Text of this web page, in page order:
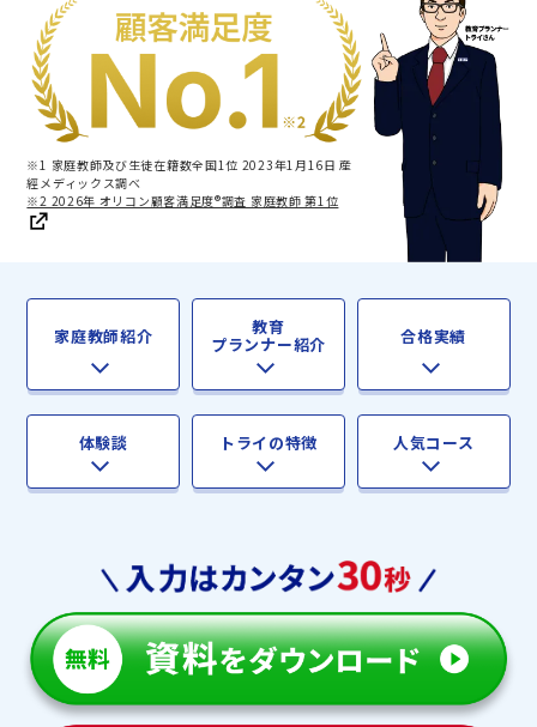
※1 家庭教師及び生徒在籍数全国1位 2023年1月16日 産
經メディックス調べ
※2 2026年 オリコン顧客満足度®調査 家庭教師 第1位
家庭教師紹介 教育
プランナー紹介 合格実績
体験談 トライの特徴 人気コース